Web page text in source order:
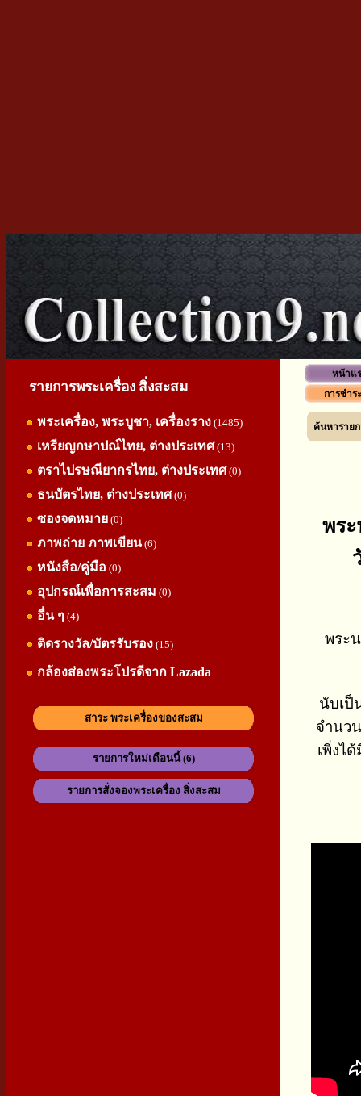
รายการพระเครื่อง สิ่งสะสม
พระเครื่อง, พระบูชา, เครื่องราง (1485)
เหรียญกษาปณ์ไทย, ต่างประเทศ(13)
ตราไปรษณียากรไทย, ต่างประเทศ(0)
ธนบัตรไทย, ต่างประเทศ(0)
ซองจดหมาย (0)
ภาพถ่าย ภาพเขียน(6)
หนังสือ/คู่มือ (0)
อุปกรณ์เพื่อการสะสม (0)
อื่น ๆ (4)
ติดรางวัล/บัตรรับรอง (15)
กล้องส่องพระโปรดีจาก Lazada
สาระ พระเครื่องของสะสม
รายการใหม่เดือนนี้ (6)
รายการสั่งจองพระเครื่อง สิ่งสะสม
หน้าแ
การชำร
ค้นหารายก
พร
พระ
นับเป็
จำนว
เพิ่งไ